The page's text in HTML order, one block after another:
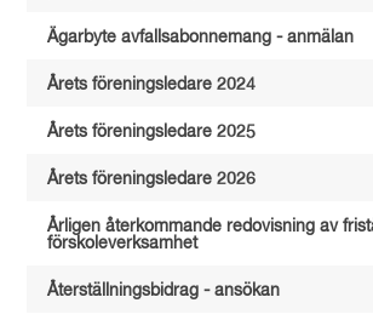
Ägarbyte avfallsabonnemang - anmälan
Årets föreningsledare 2024
Årets föreningsledare 2025
Årets föreningsledare 2026
Årligen återkommande redovisning av
förskoleverksamhet
Återställningsbidrag - ansökan